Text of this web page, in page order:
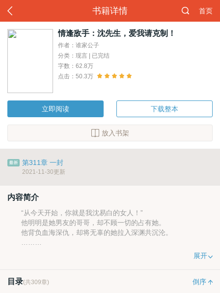
书籍详情 首页
情逢敌手：沈先生，爱我请克制！
作者：谁家公子
分类：现言 | 已完结
字数：62.8万
点击：50.3万
立即阅读 下载整本
放入书架
第311章 一封
2021-11-30更新
内容简介
“从今天开始，你就是我沈易白的女人！”
他明明是她男友的哥哥，却不顾一切的占有她。
他背负血海深仇，却将无辜的她拉入深渊共沉沦。
当痛到最后遍体鳞伤时，她很想问他一句：沈易白，你爱过我
展开
目录(共309章)
倒序